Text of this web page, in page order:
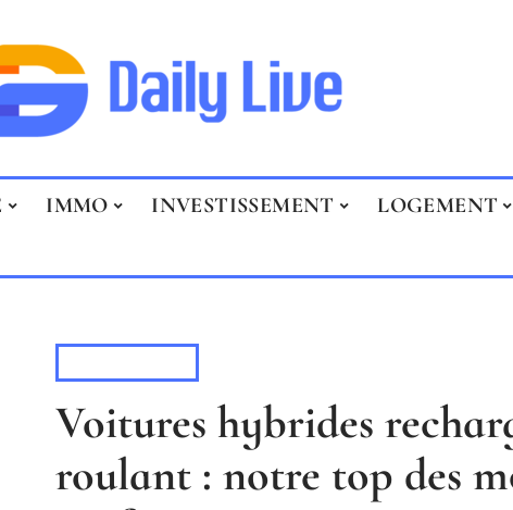
IMMO INVESTISSEMENT LOGEMENT
Voitures hybrides
roulant : notre top des